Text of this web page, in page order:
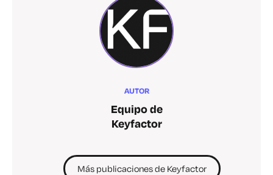
AUTOR
Equipo de
Keyfactor
Más publicaciones de Keyfactor